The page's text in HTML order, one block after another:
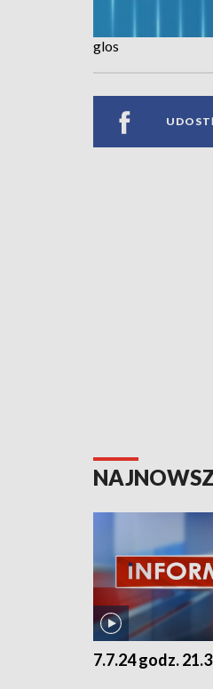
glos
7.7.24 godz.